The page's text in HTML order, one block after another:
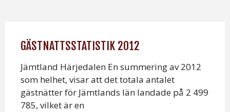
GÄSTNATTSSTATISTIK 2012
Jämtland Härjedalen En summering av 2012
som helhet, visar att det totala antalet
gästnätter för Jämtlands län landade på 2 499
785, vilket är en